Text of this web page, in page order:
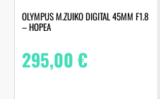
OLYMPUS M.ZUIKO DIGITAL 45MM F1.8
– HOPEA
295,00€